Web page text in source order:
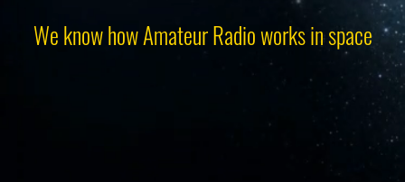
We know how Amateur Radio works in space